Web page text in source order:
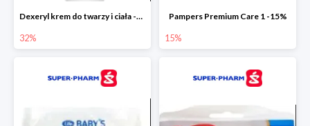
Dexeryl krem do twarzy i ciała -32%
32%
Pampers Premium Care 1 -15%
15%